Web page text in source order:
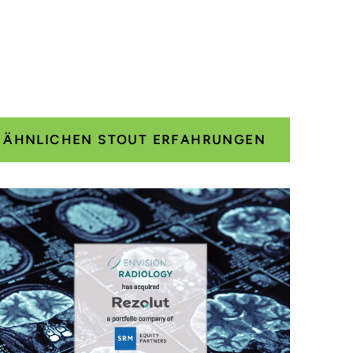
STOUT ERFAHRUNGEN